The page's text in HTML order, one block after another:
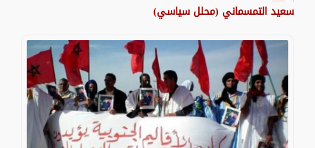
سعيد التمسماني (محلل سياسي)